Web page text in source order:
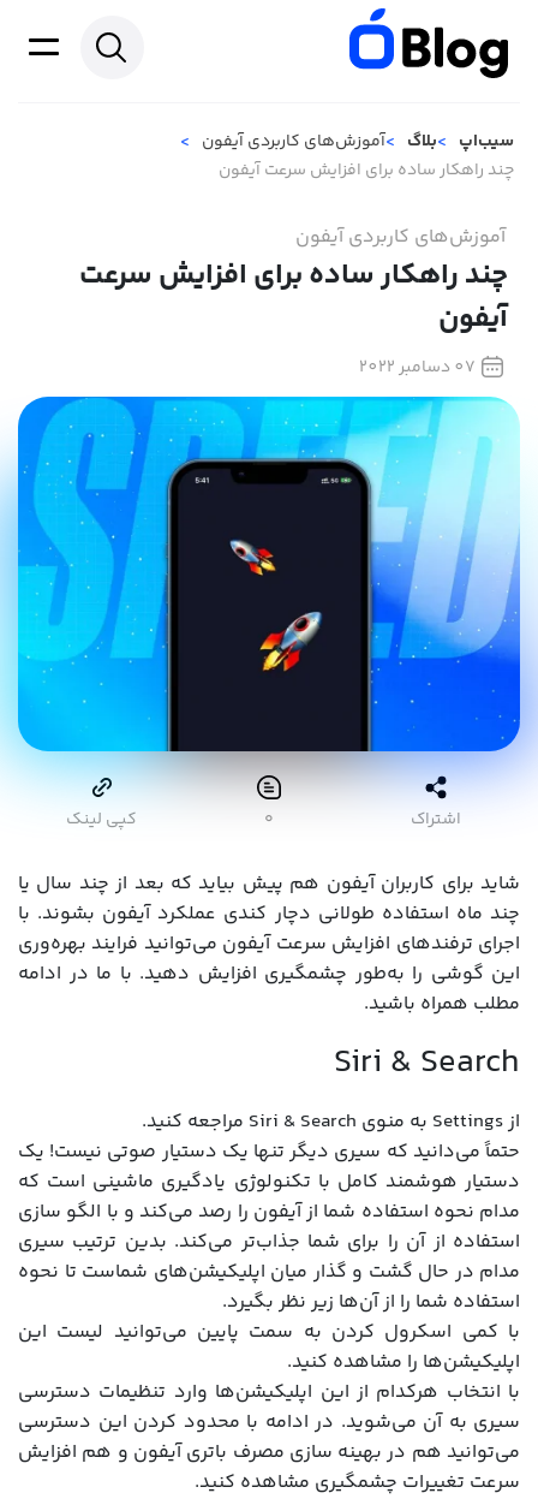
سیب‌اپ بلاگ
آموزش‌های کاربردی آیفون
چند راهکار ساده برای افزایش سرعت آیفون
آموزش‌های کاربردی آیفون
چند راهکار ساده برای افزایش سرعت
آیفون
07 دسامبر 2022
اشتراک ۰ کپی لینک
شاید برای کاربران آیفون هم پیش بیاید که بعد از چند سال یا
چند ماه استفاده طولانی دچار کندی عملکرد آیفون بشوند. با
اجرای ترفندهای افزایش سرعت آیفون می‌توانید فرایند بهره‌وری
این گوشی را به‌طور چشمگیری افزایش دهید. با ما در ادامه
مطلب همراه باشید.
Siri & Search
از Settings به منوی Siri & Search مراجعه کنید.
حتماً می‌دانید که سیری دیگر تنها یک دستیار صوتی نیست! یک
دستیار هوشمند کامل با تکنولوژی یادگیری ماشینی است که
مدام نحوه استفاده شما از آیفون را رصد می‌کند و با الگو سازی
استفاده از آن را برای شما جذاب‌تر می‌کند. بدین ترتیب سیری
مدام در حال گشت و گذار میان اپلیکیشن‌های شماست تا نحوه
استفاده شما را از آن‌ها زیر نظر بگیرد.
با کمی اسکرول کردن به سمت پایین می‌توانید لیست این
اپلیکیشن‌ها را مشاهده کنید.
با انتخاب هرکدام از این اپلیکیشن‌ها وارد تنظیمات دسترسی
سیری به آن می‌شوید. در ادامه با محدود کردن این دسترسی
می‌توانید هم در بهینه سازی مصرف باتری آیفون و هم افزایش
سرعت تغییرات چشمگیری مشاهده کنید.